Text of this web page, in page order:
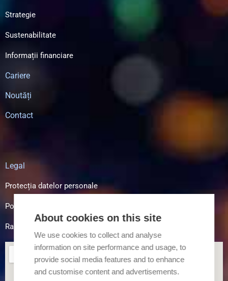
Strategie
Sustenabilitate
Informații financiare
Cariere
Noutăți
Contact
Legal
Protecția datelor personale
Politica de cookies
Raportare Integritate
About cookies on this site
We use cookies to collect and analyse
information on site performance and usage, to
provide social media features and to enhance
and customise content and advertisements.